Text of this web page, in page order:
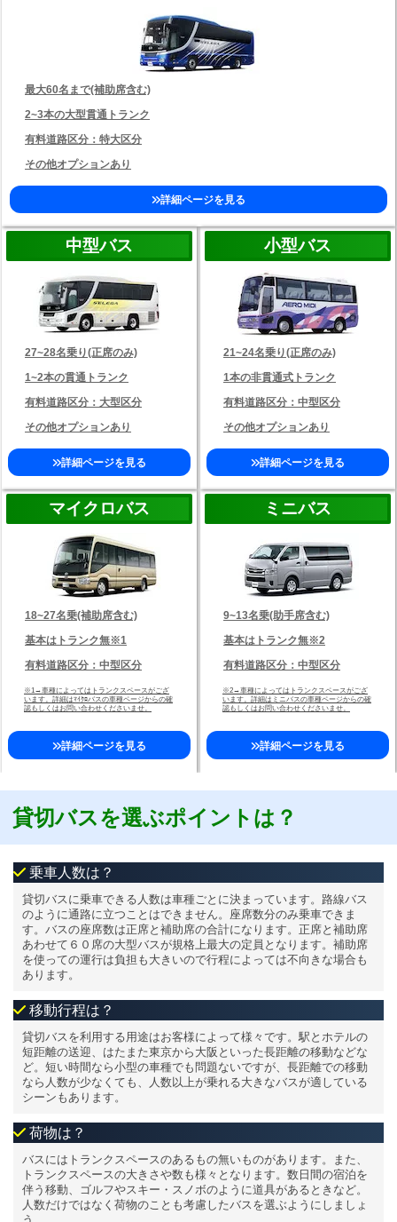
最大60名まで(補助席含む)
2~3本の大型貫通トランク
有料道路区分：特大区分
その他オプションあり
詳細ページを見る
中型バス
27~28名乗り(正席のみ)
1~2本の貫通トランク
有料道路区分：大型区分
その他オプションあり
詳細ページを見る
小型バス
21~24名乗り(正席のみ)
1本の非貫通式トランク
有料道路区分：中型区分
その他オプションあり
詳細ページを見る
マイクロバス
18~27名乗(補助席含む)
基本はトランク無※1
有料道路区分：中型区分
※1→車種によってはトランクスペースがござ
います。詳細はﾏｲｸﾛバスの車種ページからの確
認もしくはお問い合わせくださいませ。
詳細ページを見る
ミニバス
9~13名乗(助手席含む)
基本はトランク無※2
有料道路区分：中型区分
※2→車種によってはトランクスペースがござ
います。詳細はミニバスの車種ページからの確
認もしくはお問い合わせくださいませ。
詳細ページを見る
貸切バスを選ぶポイントは？
乗車人数は？
貸切バスに乗車できる人数は車種ごとに決まっています。路線バス
のように通路に立つことはできません。座席数分のみ乗車できま
す。バスの座席数は正席と補助席の合計になります。正席と補助席
あわせて６０席の大型バスが規格上最大の定員となります。補助席
を使っての運行は負担も大きいので行程によっては不向きな場合も
あります。
移動行程は？
貸切バスを利用する用途はお客様によって様々です。駅とホテルの
短距離の送迎、はたまた東京から大阪といった長距離の移動などな
ど。短い時間なら小型の車種でも問題ないですが、長距離での移動
なら人数が少なくても、人数以上が乗れる大きなバスが適している
シーンもあります。
荷物は？
バスにはトランクスペースのあるもの無いものがあります。また、
トランクスペースの大きさや数も様々となります。数日間の宿泊を
伴う移動、ゴルフやスキー・スノボのように道具があるときなど。
人数だけではなく荷物のことも考慮したバスを選ぶようにしましょ